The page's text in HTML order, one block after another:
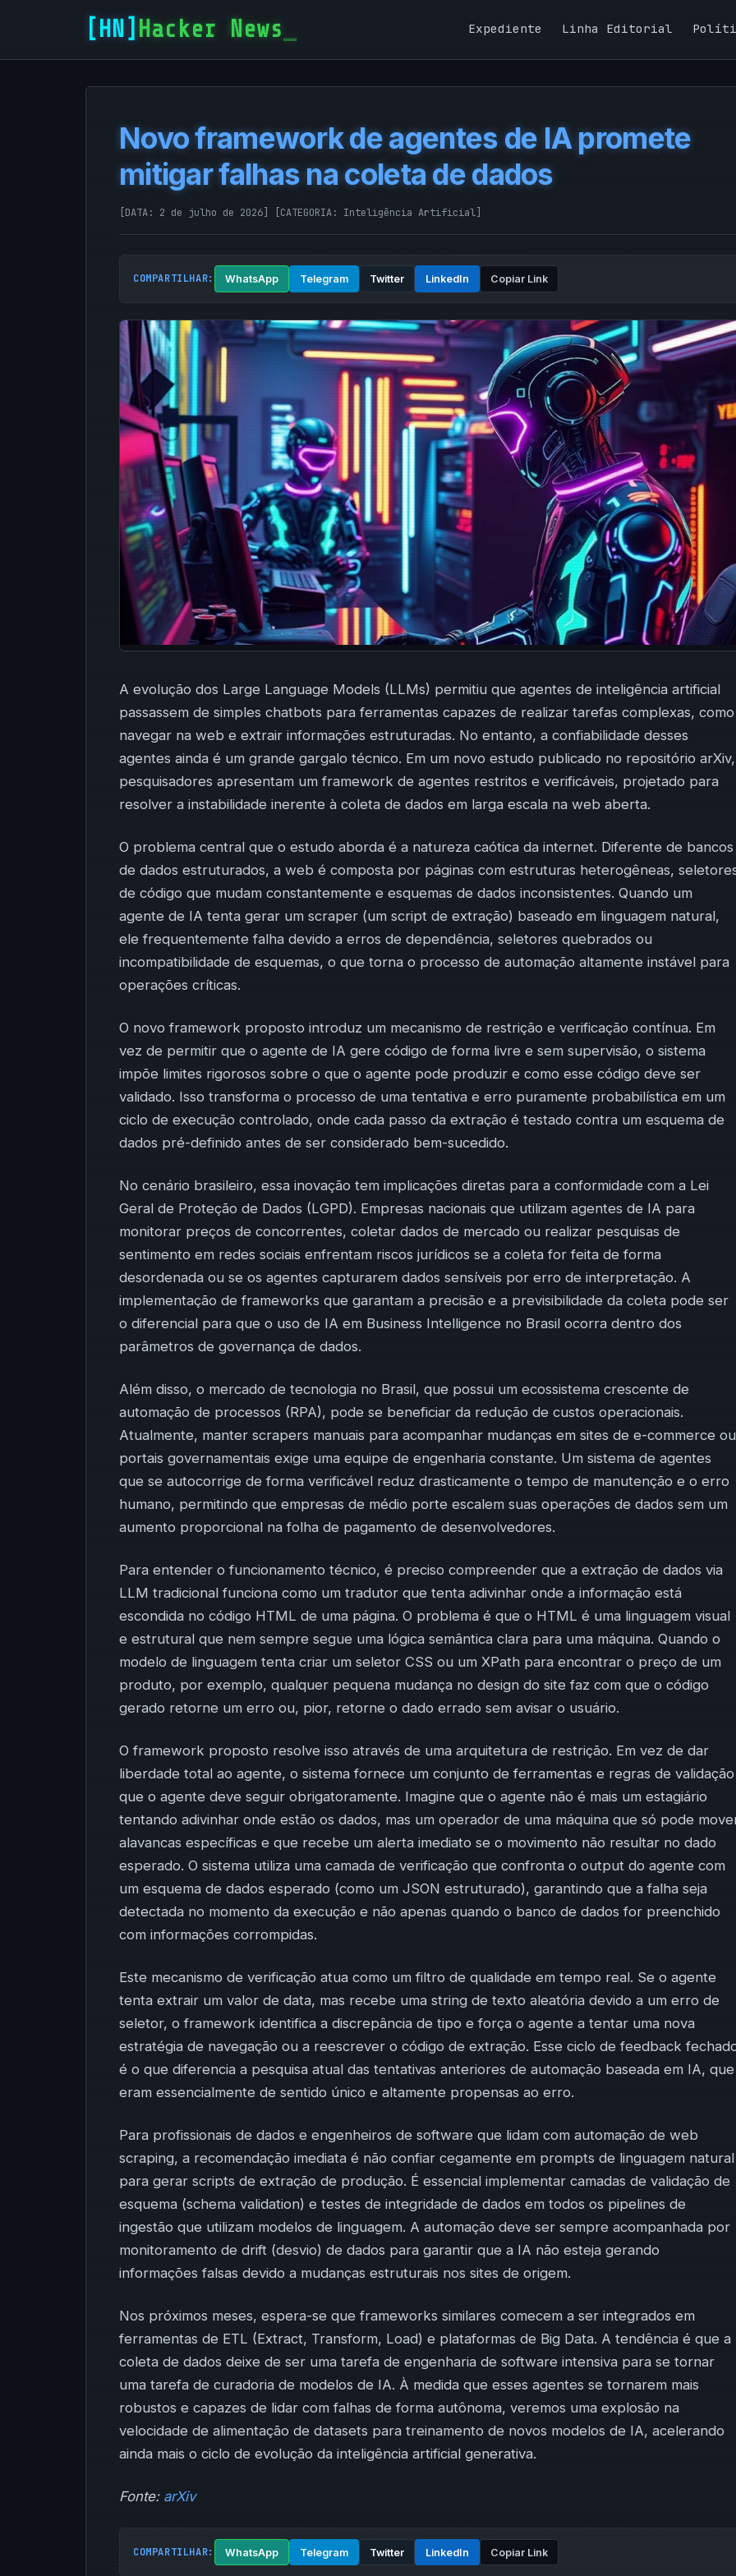
Hacker News Expediente Linha Editorial
Novo framework de agentes de IA promete
mitigar falhas na coleta de dados
[DATA: 2 de julho de 2026] [CATEGORIA: Inteligência Artificial]
COMPARTILHAR: WhatsApp Telegram Twitter LinkedIn Copiar Link
A evolução dos Large Language Models (LLMs) permitiu que agentes de inteligência artificial
passassem de simples chatbots para ferramentas capazes de realizar tarefas complexas, como
navegar na web e extrair informações estruturadas. No entanto, a confiabilidade desses
agentes ainda é um grande gargalo técnico. Em um novo estudo publicado no repositório arXiv,
pesquisadores apresentam um framework de agentes restritos e verificáveis, projetado para
resolver a instabilidade inerente à coleta de dados em larga escala na web aberta.
O problema central que o estudo aborda é a natureza caótica da internet. Diferente de bancos
de dados estruturados, a web é composta por páginas com estruturas heterogêneas,
de código que mudam constantemente e esquemas de dados inconsistentes. Quando um
agente de IA tenta gerar um scraper (um script de extração) baseado em linguagem natural,
ele frequentemente falha devido a erros de dependência, seletores quebrados ou
incompatibilidade de esquemas, o que torna o processo de automação altamente instável para
operações críticas.
O novo framework proposto introduz um mecanismo de restrição e verificação contínua. Em
vez de permitir que o agente de IA gere código de forma livre e sem supervisão, o sistema
impõe limites rigorosos sobre o que o agente pode produzir e como esse código deve ser
validado. Isso transforma o processo de uma tentativa e erro puramente probabilística em um
ciclo de execução controlado, onde cada passo da extração é testado contra um esquema de
dados pré-definido antes de ser considerado bem-sucedido.
No cenário brasileiro, essa inovação tem implicações diretas para a conformidade com a Lei
Geral de Proteção de Dados (LGPD). Empresas nacionais que utilizam agentes de IA para
monitorar preços de concorrentes, coletar dados de mercado ou realizar pesquisas de
sentimento em redes sociais enfrentam riscos jurídicos se a coleta for feita de forma
desordenada ou se os agentes capturarem dados sensíveis por erro de interpretação. A
implementação de frameworks que garantam a precisão e a previsibilidade da coleta pode ser
o diferencial para que o uso de IA em Business Intelligence no Brasil ocorra dentro dos
parâmetros de governança de dados.
Além disso, o mercado de tecnologia no Brasil, que possui um ecossistema crescente de
automação de processos (RPA), pode se beneficiar da redução de custos operacionais.
Atualmente, manter scrapers manuais para acompanhar mudanças em sites de e-commerce ou
portais governamentais exige uma equipe de engenharia constante. Um sistema de agentes
que se autocorrige de forma verificável reduz drasticamente o tempo de manutenção e o erro
humano, permitindo que empresas de médio porte escalem suas operações de dados sem um
aumento proporcional na folha de pagamento de desenvolvedores.
Para entender o funcionamento técnico, é preciso compreender que a extração de dados via
LLM tradicional funciona como um tradutor que tenta adivinhar onde a informação está
escondida no código HTML de uma página. O problema é que o HTML é uma linguagem visual
e estrutural que nem sempre segue uma lógica semântica clara para uma máquina. Quando o
modelo de linguagem tenta criar um seletor CSS ou um XPath para encontrar o preço de um
produto, por exemplo, qualquer pequena mudança no design do site faz com que o código
gerado retorne um erro ou, pior, retorne o dado errado sem avisar o usuário.
O framework proposto resolve isso através de uma arquitetura de restrição. Em vez de dar
liberdade total ao agente, o sistema fornece um conjunto de ferramentas e regras de validação
que o agente deve seguir obrigatoramente. Imagine que o agente não é mais um estagiário
tentando adivinhar onde estão os dados, mas um operador de uma máquina que só pode
alavancas específicas e que recebe um alerta imediato se o movimento não resultar no dado
esperado. O sistema utiliza uma camada de verificação que confronta o output do agente com
um esquema de dados esperado (como um JSON estruturado), garantindo que a falha seja
detectada no momento da execução e não apenas quando o banco de dados for preenchido
com informações corrompidas.
Este mecanismo de verificação atua como um filtro de qualidade em tempo real. Se o agente
tenta extrair um valor de data, mas recebe uma string de texto aleatória devido a um erro de
seletor, o framework identifica a discrepância de tipo e força o agente a tentar uma nova
estratégia de navegação ou a reescrever o código de extração. Esse ciclo de feedback
é o que diferencia a pesquisa atual das tentativas anteriores de automação baseada em IA, que
eram essencialmente de sentido único e altamente propensas ao erro.
Para profissionais de dados e engenheiros de software que lidam com automação de web
scraping, a recomendação imediata é não confiar cegamente em prompts de linguagem natural
para gerar scripts de extração de produção. É essencial implementar camadas de validação de
esquema (schema validation) e testes de integridade de dados em todos os pipelines de
ingestão que utilizam modelos de linguagem. A automação deve ser sempre acompanhada por
monitoramento de drift (desvio) de dados para garantir que a IA não esteja gerando
informações falsas devido a mudanças estruturais nos sites de origem.
Nos próximos meses, espera-se que frameworks similares comecem a ser integrados em
ferramentas de ETL (Extract, Transform, Load) e plataformas de Big Data. A tendência é que a
coleta de dados deixe de ser uma tarefa de engenharia de software intensiva para se tornar
uma tarefa de curadoria de modelos de IA. À medida que esses agentes se tornarem mais
robustos e capazes de lidar com falhas de forma autônoma, veremos uma explosão na
velocidade de alimentação de datasets para treinamento de novos modelos de IA, acelerando
ainda mais o ciclo de evolução da inteligência artificial generativa.
Fonte: arXiv
COMPARTILHAR: WhatsApp Telegram Twitter LinkedIn Copiar Link